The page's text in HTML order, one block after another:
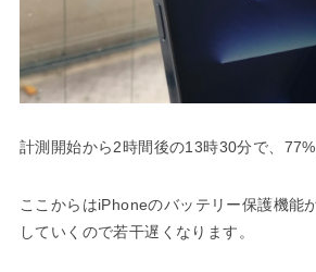
計測開始から2時間後の13時30分で、77%
ここからはiPhoneのバッテリー保護機能
していくので若干遅くなります。